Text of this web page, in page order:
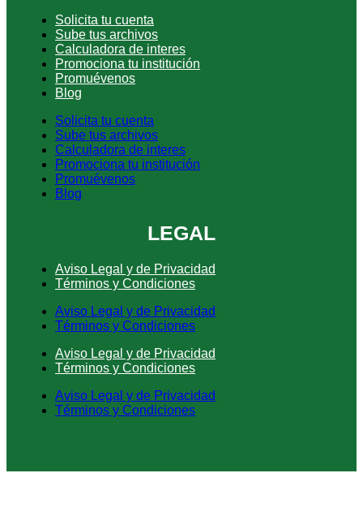
Solicita tu cuenta
Sube tus archivos
Calculadora de interes
Promociona tu institución
Promuévenos
Blog
Solicita tu cuenta
Sube tus archivos
Calculadora de interes
Promociona tu institución
Promuévenos
Blog
LEGAL
Aviso Legal y de Privacidad
Términos y Condiciones
Aviso Legal y de Privacidad
Términos y Condiciones
Aviso Legal y de Privacidad
Términos y Condiciones
Aviso Legal y de Privacidad
Términos y Condiciones